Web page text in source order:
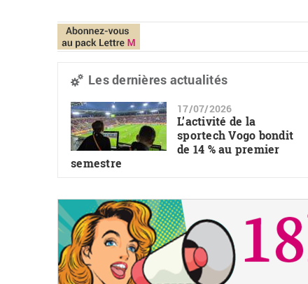
Les dernières actualités
17/07/2026
L’activité de la
sportech Vogo bondit
de 14 % au premier
semestre